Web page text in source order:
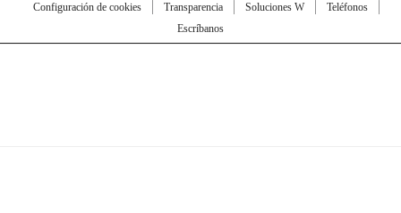
Configuración de cookies
Transparencia Soluciones W
Teléfonos
Escríbanos